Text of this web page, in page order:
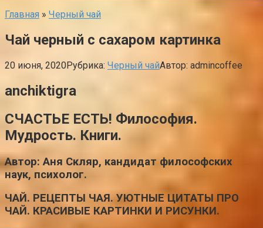
Главная » Черный чай
Чай черный с сахаром картинка
20 июня, 2020Рубрика: Черный чайАвтор: admincoffee
anchiktigra
СЧАСТЬЕ ЕСТЬ! Философия.
Мудрость. Книги.
Автор: Аня Скляр, кандидат философских
наук, психолог.
ЧАЙ. РЕЦЕПТЫ ЧАЯ. УЮТНЫЕ ЦИТАТЫ ПРО
ЧАЙ. КРАСИВЫЕ КАРТИНКИ И РИСУНКИ.